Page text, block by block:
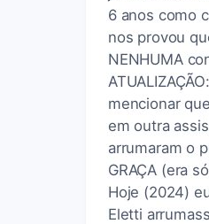
6 anos como
nos provou
NENHUMA
mencionar
em outra
arrumaram o
GRAÇA (era
Hoje (2024)
Eletti